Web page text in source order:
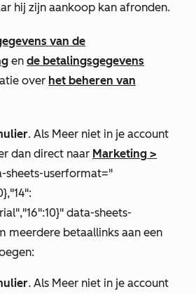
hij zijn aankoop kan afronden.
van de
en de betalingsgegevens
over het beheren van
. Als Meer niet in je account
dan direct naar Marketing >
sheets-userformat="
data-sheets-
meerdere betaallinks aan een
. Als Meer niet in je account